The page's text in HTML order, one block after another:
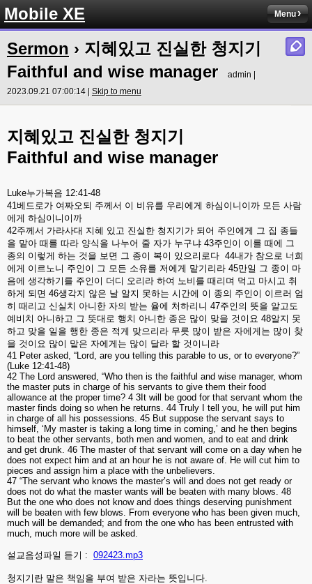
Mobile XE Menu
Sermon › 지혜있고 진실한 청지기
Faithful and wise manager
admin |
2023.09.21 07:00:14 | Skip to menu
지혜있고 진실한 청지기
Faithful and wise manager
Luke누가복음 12:41-48
41베드로가 여짜오되 주께서 이 비유를 우리에게 하심이니이까 모든 사람
에게 하심이니이까
42주께서 가라사대 지혜 있고 진실한 청지기가 되어 주인에게 그 집 종들
을 맡아 때를 따라 양식을 나누어 줄 자가 누구냐 43주인이 이를 때에 그
종의 이렇게 하는 것을 보면 그 종이 복이 있으리로다 44내가 참으로 너희
에게 이르노니 주인이 그 모든 소유를 저에게 맡기리라 45만일 그 종이 마
음에 생각하기를 주인이 더디 오리라 하여 노비를 때리며 먹고 마시고 취
하게 되면 46생각지 않은 날 알지 못하는 시간에 이 종의 주인이 이르러 엄
히 때리고 신실치 아니한 자의 받는 율에 처하리니 47주인의 뜻을 알고도
예비치 아니하고 그 뜻대로 행치 아니한 종은 많이 맞을 것이요 48알지 못
하고 맞을 일을 행한 종은 적게 맞으리라 무릇 많이 받은 자에게는 많이 찾
을 것이요 많이 맡은 자에게는 많이 달라 할 것이니라
41 Peter asked, “Lord, are you telling this parable to us, or to everyone?”
(Luke 12:41-48)
42 The Lord answered, “Who then is the faithful and wise manager, whom
the master puts in charge of his servants to give them their food
allowance at the proper time? 4 3It will be good for that servant whom the
master finds doing so when he returns. 44 Truly I tell you, he will put him
in charge of all his possessions. 45 But suppose the servant says to
himself, ‘My master is taking a long time in coming,’ and he then begins
to beat the other servants, both men and women, and to eat and drink
and get drunk. 46 The master of that servant will come on a day when he
does not expect him and at an hour he is not aware of. He will cut him to
pieces and assign him a place with the unbelievers.
47 “The servant who knows the master’s will and does not get ready or
does not do what the master wants will be beaten with many blows. 48
But the one who does not know and does things deserving punishment
will be beaten with few blows. From everyone who has been given much,
much will be demanded; and from the one who has been entrusted with
much, much more will be asked.
설교음성파일 듣기 : 092423.mp3
청지기란 말은 책임을 부여 받은 자라는 뜻입니다.